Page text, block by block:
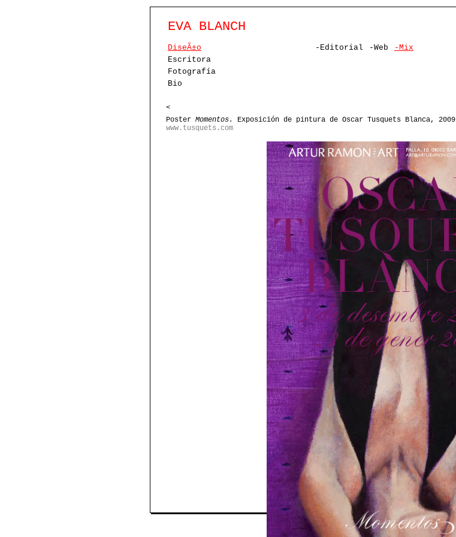
EVA BLANCH
DiseÃ±o -Editorial -Web
-Mix
Escritora
Fotografía
Bio
<
Poster Momentos.
Exposición de pintura de Oscar Tusquets Blanca, 2009
www.tusquets.com